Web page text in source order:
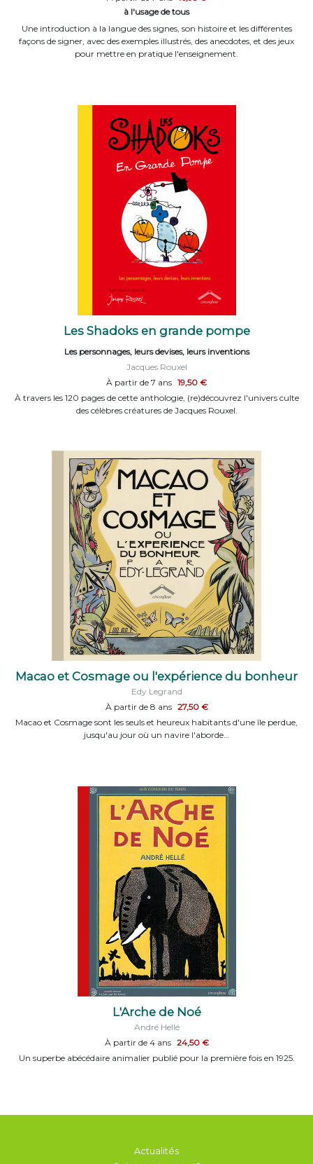
à l'usage de tous
Une introduction à la langue des signes, son histoire et les différentes
façons de signer, avec des exemples illustrés, des anecdotes, et des jeux
pour mettre en pratique l'enseignement.
Les Shadoks en grande pompe
Les personnages, leurs devises, leurs inventions
Jacques Rouxel
À partir de 7 ans 19,50 €
À travers les 120 pages de cette anthologie, (re)découvrez l'univers culte
des célèbres créatures de Jacques Rouxel.
Macao et Cosmage ou l'expérience du bonheur
Edy Legrand
À partir de 8 ans 27,50 €
Macao et Cosmage sont les seuls et heureux habitants d'une île perdue,
jusqu'au jour où un navire l'aborde…
L'Arche de Noé
André Hellé
À partir de 4 ans 24,50 €
Un superbe abécédaire animalier publié pour la première fois en 1925.
Actualités